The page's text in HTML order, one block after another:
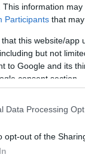
This information
Participants that
that this website/
but not
to Google and its
consent section.
Data Processing
opt-out of the
του
είναι
γιος
Νηλειδών,
μορφές
Τροίαςκαι
βασιλείς